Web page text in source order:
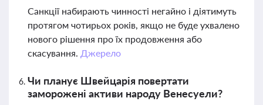
Санкції набирають чинності негайно і діятимуть
протягом чотирьох років, якщо не буде ухвалено
нового рішення про їх продовження або
скасування. Джерело
Чи планує Швейцарія повертати
заморожені активи народу Венесуели?